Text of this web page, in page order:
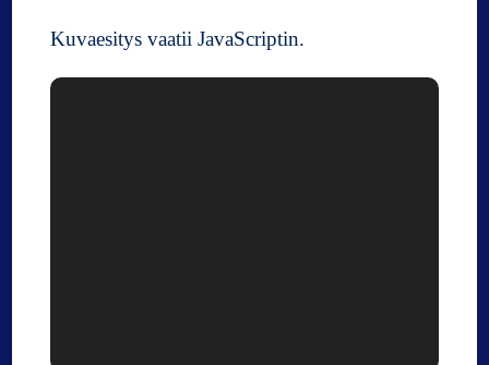
t
Kuvaesitys vaatii JavaScriptin.